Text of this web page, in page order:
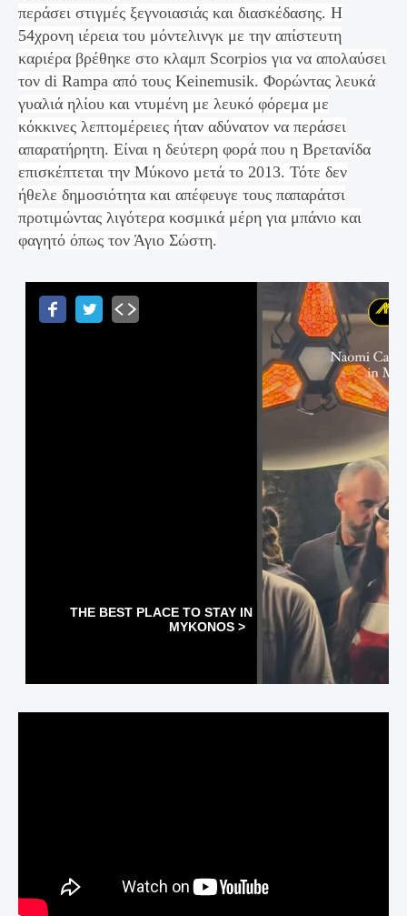
περάσει στιγμές ξεγνοιασιάς και διασκέδασης. Η
54χρονη ιέρεια του μόντελινγκ με την απίστευτη
καριέρα βρέθηκε στο κλαμπ Scorpios για να απολαύσει
τον di Rampa από τους Keinemusik. Φορώντας λευκά
γυαλιά ηλίου και ντυμένη με λευκό φόρεμα με
κόκκινες λεπτομέρειες ήταν αδύνατον να περάσει
απαρατήρητη. Είναι η δεύτερη φορά που η Βρετανίδα
επισκέπτεται την Μύκονο μετά το 2013. Τότε δεν
ήθελε δημοσιότητα και απέφευγε τους παπαράτσι
προτιμώντας λιγότερα κοσμικά μέρη για μπάνιο και
φαγητό όπως τον Άγιο Σώστη.